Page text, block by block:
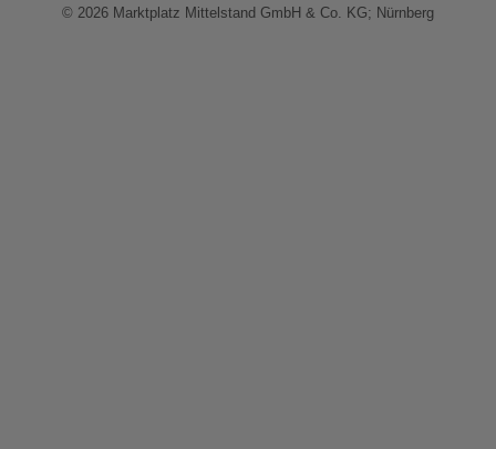
© 2026 Marktplatz Mittelstand GmbH & Co. KG; Nürnberg